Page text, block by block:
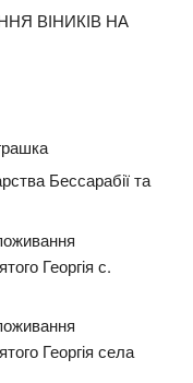
ВІНИКІВ НА
Бессарабії та
Георгія с.
Георгія села